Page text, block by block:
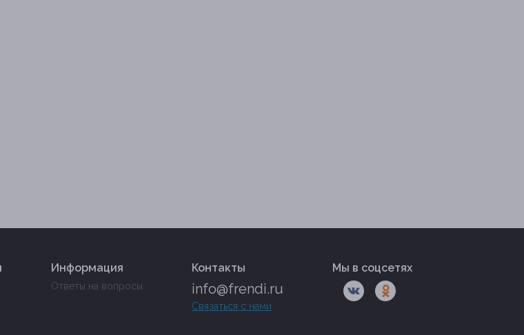
Информация
Ответы на вопросы
Контакты
info@frendi.ru
Связаться с нами
Мы в соцсетях